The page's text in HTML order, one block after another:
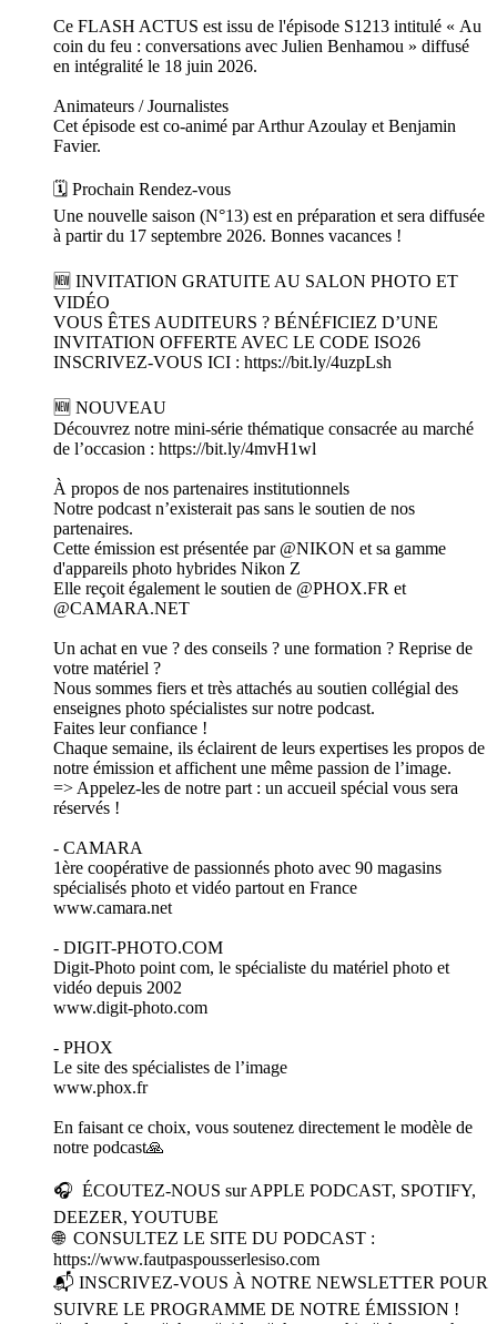
Ce FLASH ACTUS est issu de l'épisode S1213 intitulé « Au
coin du feu : conversations avec Julien Benhamou » diffusé
en intégralité le 18 juin 2026.
Animateurs / Journalistes
Cet épisode est co-animé par Arthur Azoulay et Benjamin
Favier.
🗓️ Prochain Rendez-vous
Une nouvelle saison (N°13) est en préparation et sera diffusée
à partir du 17 septembre 2026. Bonnes vacances !
🆕 INVITATION GRATUITE AU SALON PHOTO ET
VIDÉO
VOUS ÊTES AUDITEURS ? BÉNÉFICIEZ D’UNE
INVITATION OFFERTE AVEC LE CODE ISO26
INSCRIVEZ-VOUS ICI : https://bit.ly/4uzpLsh
🆕 NOUVEAU
Découvrez notre mini-série thématique consacrée au marché
de l’occasion : https://bit.ly/4mvH1wl
À propos de nos partenaires institutionnels
Notre podcast n’existerait pas sans le soutien de nos
partenaires.
Cette émission est présentée par @NIKON et sa gamme
d'appareils photo hybrides Nikon Z
Elle reçoit également le soutien de @PHOX.FR et
@CAMARA.NET
Un achat en vue ? des conseils ? une formation ? Reprise de
votre matériel ?
Nous sommes fiers et très attachés au soutien collégial des
enseignes photo spécialistes sur notre podcast.
Faites leur confiance !
Chaque semaine, ils éclairent de leurs expertises les propos de
notre émission et affichent une même passion de l’image.
=> Appelez-les de notre part : un accueil spécial vous sera
réservés !
- CAMARA
1ère coopérative de passionnés photo avec 90 magasins
spécialisés photo et vidéo partout en France
www.camara.net
- DIGIT-PHOTO.COM
Digit-Photo point com, le spécialiste du matériel photo et
vidéo depuis 2002
www.digit-photo.com
- PHOX
Le site des spécialistes de l’image
www.phox.fr
En faisant ce choix, vous soutenez directement le modèle de
notre podcast🙏
🎧 ÉCOUTEZ-NOUS sur APPLE PODCAST, SPOTIFY,
DEEZER, YOUTUBE
🌐 CONSULTEZ LE SITE DU PODCAST :
https://www.fautpaspousserlesiso.com
📬 INSCRIVEZ-VOUS À NOTRE NEWSLETTER POUR
SUIVRE LE PROGRAMME DE NOTRE ÉMISSION !